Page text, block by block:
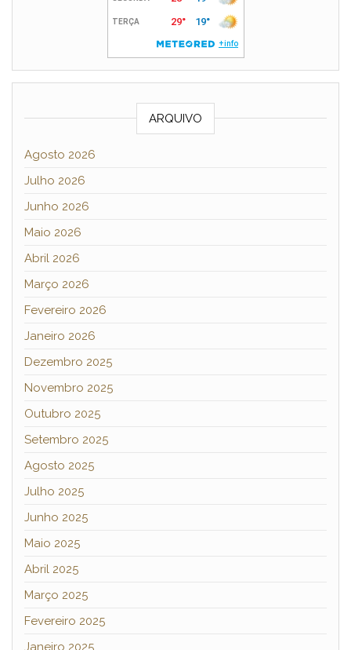
ARQUIVO
Agosto 2026
Julho 2026
Junho 2026
Maio 2026
Abril 2026
Março 2026
Fevereiro 2026
Janeiro 2026
Dezembro 2025
Novembro 2025
Outubro 2025
Setembro 2025
Agosto 2025
Julho 2025
Junho 2025
Maio 2025
Abril 2025
Março 2025
Fevereiro 2025
Janeiro 2025